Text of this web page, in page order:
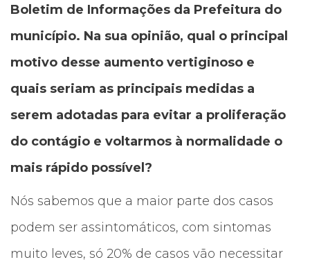
Boletim de Informações da Prefeitura do
município. Na sua opinião, qual o principal
motivo desse aumento vertiginoso e
quais seriam as principais medidas a
serem adotadas para evitar a proliferação
do contágio e voltarmos à normalidade o
mais rápido possível?
Nós sabemos que a maior parte dos casos
podem ser assintomáticos, com sintomas
muito leves, só 20% de casos vão necessitar